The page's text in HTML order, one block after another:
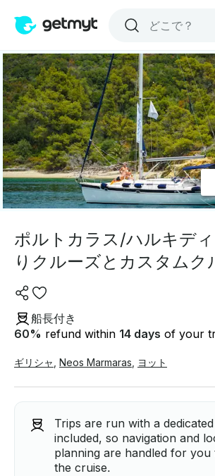
ポルトカラス/ハルキデ
りクルーズとカスタムク
船長付き
60% refund within 14 days of your
ギリシャ Neos Marmaras ヨット
Trips are run with a
included, so navigation and
planning are handled for
the cruise.